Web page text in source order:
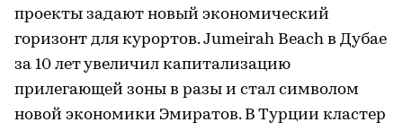
проекты задают новый экономический
горизонт для курортов. Jumeirah Beach в Дубае
за 10 лет увеличил капитализацию
прилегающей зоны в разы и стал символом
новой экономики Эмиратов. В Турции кластер